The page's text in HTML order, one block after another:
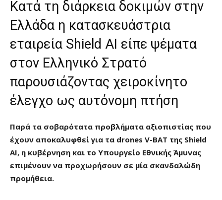
Κατά τη διάρκεια δοκιμών στην
Ελλάδα η κατασκευάστρια
εταιρεία Shield AI είπε ψέματα
στον Ελληνικό Στρατό
παρουσιάζοντας χειροκίνητο
έλεγχο ως αυτόνομη πτήση
Παρά τα σοβαρότατα προβλήματα αξιοπιστίας που
έχουν αποκαλυφθεί για τα drones V-BAT της Shield
AI, η κυβέρνηση και το Υπουργείο Εθνικής Άμυνας
επιμένουν να προχωρήσουν σε μία σκανδαλώδη
προμήθεια.